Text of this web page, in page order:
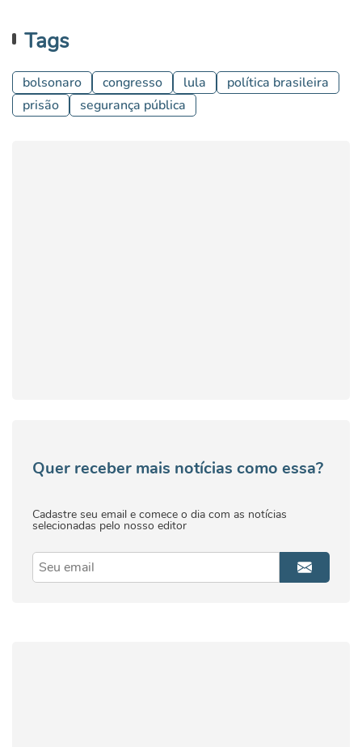
Tags
bolsonaro congresso lula
política brasileira
prisão
segurança pública
Quer receber mais notícias como essa?
Cadastre seu email e comece o dia com as notícias
selecionadas pelo nosso editor